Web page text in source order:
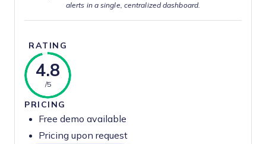
alerts in a single, centralized dashboard.
RATING
4.8
/5
PRICING
Free demo available
Pricing upon request